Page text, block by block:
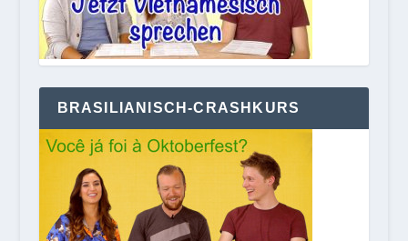
BRASILIANISCH-CRASHKURS